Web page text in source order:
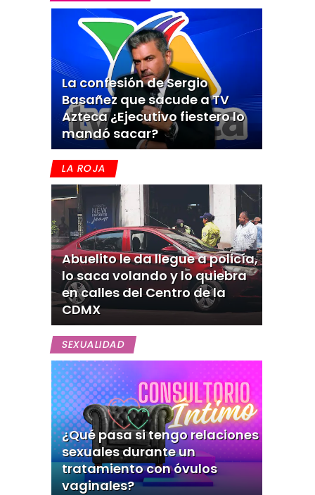
La confesión de Sergio
Basañez que sacude a TV
Azteca ¿Ejecutivo fiestero lo
mandó sacar?
LA ROJA
Abuelito le da llegue a policía,
lo saca volando y lo quiebra
en calles del Centro de la
CDMX
SEXUALIDAD
¿Qué pasa si tengo relaciones
sexuales durante un
tratamiento con óvulos
vaginales?